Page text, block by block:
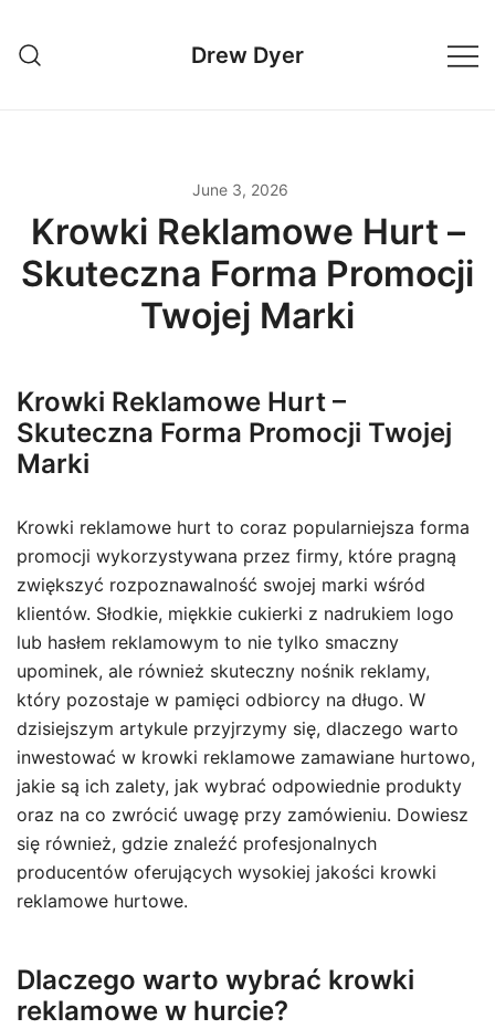
content
Drew Dyer
June 3, 2026
Krowki Reklamowe Hurt –
Skuteczna Forma Promocji
Twojej Marki
Krowki Reklamowe Hurt –
Skuteczna Forma Promocji Twojej
Marki
Krowki reklamowe hurt to coraz popularniejsza forma
promocji wykorzystywana przez firmy, które pragną
zwiększyć rozpoznawalność swojej marki wśród
klientów. Słodkie, miękkie cukierki z nadrukiem logo
lub hasłem reklamowym to nie tylko smaczny
upominek, ale również skuteczny nośnik reklamy,
który pozostaje w pamięci odbiorcy na długo. W
dzisiejszym artykule przyjrzymy się, dlaczego warto
inwestować w krowki reklamowe zamawiane hurtowo,
jakie są ich zalety, jak wybrać odpowiednie produkty
oraz na co zwrócić uwagę przy zamówieniu. Dowiesz
się również, gdzie znaleźć profesjonalnych
producentów oferujących wysokiej jakości krowki
reklamowe hurtowe.
Dlaczego warto wybrać krowki
reklamowe w hurcie?